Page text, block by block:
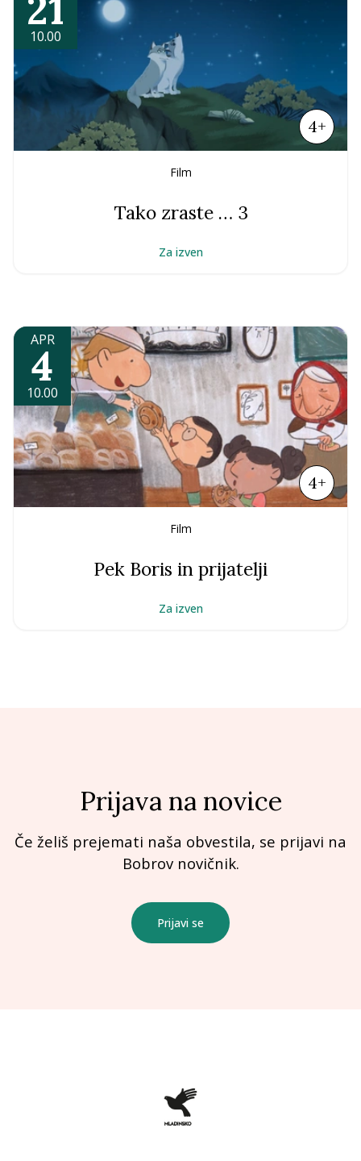
10.00
4+
Film
Tako zraste … 3
Za izven
APR
4
10.00
4+
Film
Pek Boris in prijatelji
Za izven
Prijava na novice
Če želiš prejemati naša obvestila, se prijavi na
Bobrov novičnik.
Prijavi se